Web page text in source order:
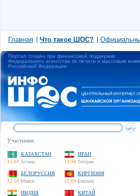
Главная Что такое ШОС?
Портал создан при финансовой поддержке
Федерального агентства по печати и массовым
Российской Федерации
Участники:
КАЗАХСТАН
15:04 Астана
ИРАН
13:34 Тегеран
БЕЛОРУССИЯ
12:04 Минск
КИРГИЗИЯ
15:04 Бишкек
ИНДИЯ
КИТАЙ